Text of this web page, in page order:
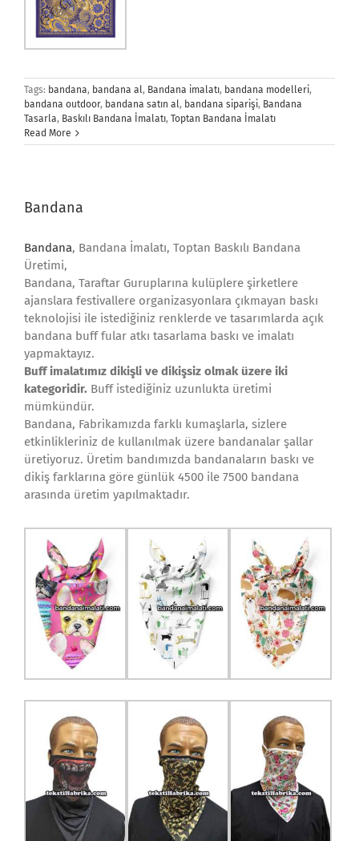
Tags: bandana, bandana al, Bandana imalatı, bandana modelleri,
bandana outdoor, bandana satın al, bandana siparişi, Bandana
Tasarla, Baskılı Bandana İmalatı, Toptan Bandana İmalatı
Read More
Bandana
Bandana, Bandana İmalatı, Toptan Baskılı Bandana
Üretimi,
Bandana, Taraftar Guruplarına kulüplere şirketlere
ajanslara festivallere organizasyonlara çıkmayan baskı
teknolojisi ile istediğiniz renklerde ve tasarımlarda açık
bandana buff fular atkı tasarlama baskı ve imalatı
yapmaktayız.
Buff imalatımız dikişli ve dikişsiz olmak üzere iki
kategoridir. Buff istediğiniz uzunlukta üretimi
mümkündür.
Bandana, Fabrikamızda farklı kumaşlarla, sizlere
etkinlikleriniz de kullanılmak üzere bandanalar şallar
üretiyoruz. Üretim bandımızda bandanaların baskı ve
dikiş farklarına göre günlük 4500 ile 7500 bandana
arasında üretim yapılmaktadır.